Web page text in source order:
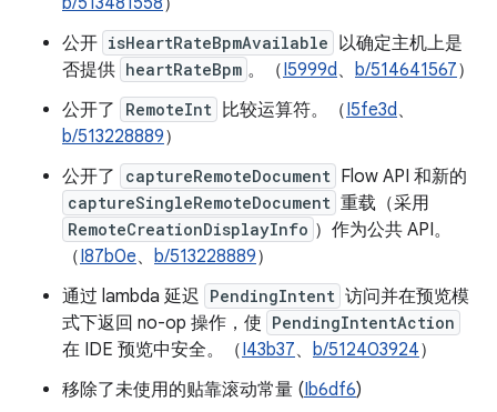
公开 isHeartRateBpmAvailable 以确定主机上是
否提供 heartRateBpm 。（I5999d、 b/514641567）
公开了
RemoteInt 比较运算符。（I5fe3d、
b/513228889）
公开了
captureRemoteDocument Flow API 和新的
captureSingleRemoteDocument 重载（采用
RemoteCreationDisplayInfo ）作为公共 API。
（I87b0e、 b/513228889）
通过 lambda 延迟 PendingIntent 访问并在预览模
式下返回 no-op 操作，使 PendingIntentAction
在 IDE 预览中安全。（I43b37、 b/512403924）
移除了未使用的贴靠滚动常量 (Ib6df6)